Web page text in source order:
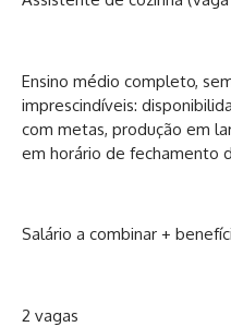
Ensino médio completo,
imprescindíveis:
com metas, produção em
em horário de fechamento
Salário a combinar +
2 vagas